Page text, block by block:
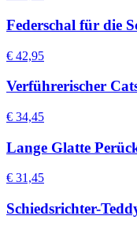
Federschal für die
€ 42,95
Verführerischer
€ 34,45
Lange Glatte
€ 31,45
Schiedsrichter-